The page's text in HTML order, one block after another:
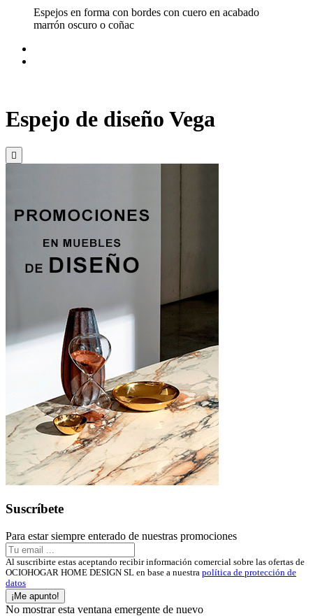
Espejos en forma con bordes con cuero en acabado
marrón oscuro o coñac
Espejo de diseño Vega

Suscríbete
Para estar siempre enterado de nuestras promociones
Al suscribirte estas aceptando recibir información comercial sobre las ofertas de
OCIOHOGAR HOME DESIGN SL en base a nuestra política de protección de
datos
¡Me apunto!
No mostrar esta ventana emergente de nuevo